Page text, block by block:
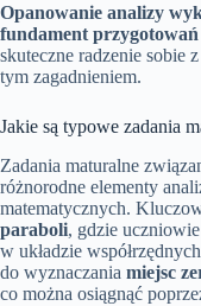
Opanowanie analizy
fundament
skuteczne radzenie sobie
tym zagadnieniem.
Jakie są typowe zadania
Zadania maturalne
różnorodne elementy
matematycznych.
paraboli, gdzie
w układzie
do wyznaczania miejsc
co można osiągnąć